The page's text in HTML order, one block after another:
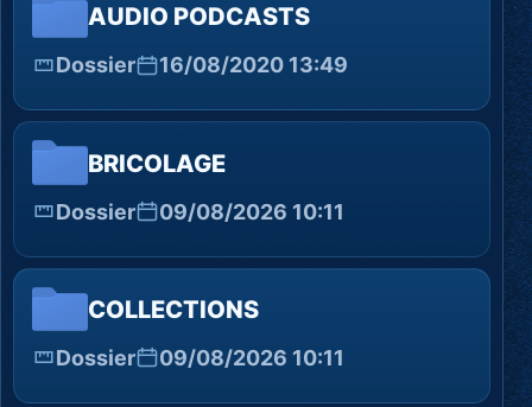
AUDIO PODCASTS
Dossier 16/08/2020 13:49
BRICOLAGE
Dossier 09/08/2026 10:11
COLLECTIONS
Dossier 09/08/2026 10:11